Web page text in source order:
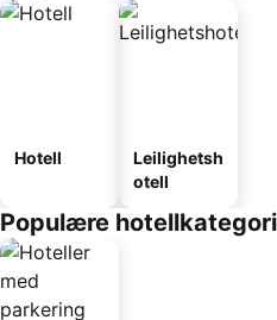
Hotell
Leilighetsh
otell
Populære